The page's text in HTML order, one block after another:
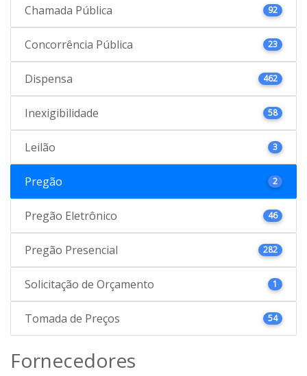
Chamada Pública 92
Concorrência Pública 23
Dispensa 462
Inexigibilidade 58
Leilão 3
Pregão 2
Pregão Eletrônico 46
Pregão Presencial 282
Solicitação de Orçamento 1
Tomada de Preços 54
Fornecedores